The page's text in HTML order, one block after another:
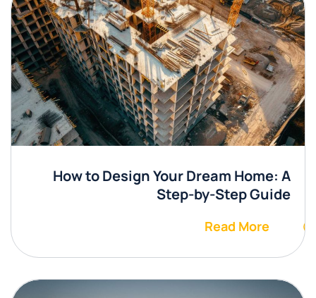
How to Design Your Dream Home: A
Step-by-Step Guide
Read More